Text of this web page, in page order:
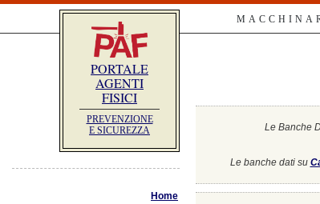
PORTALE
AGENTI
FISICI
PREVENZIONE
E SICUREZZA
Home
Le Banche
Le banche dati su